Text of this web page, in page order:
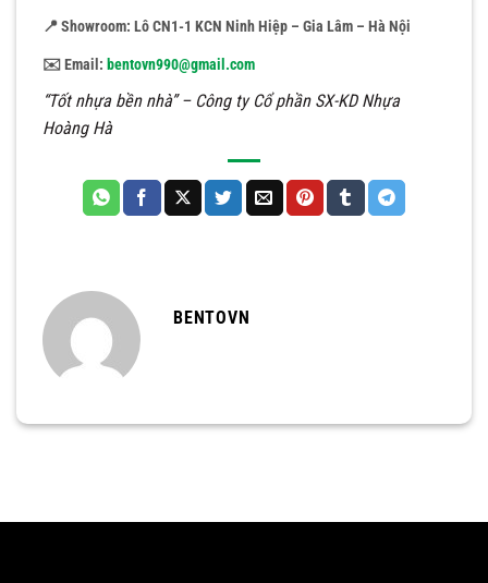
📍 Showroom: Lô CN1-1 KCN Ninh Hiệp – Gia Lâm – Hà Nội
✉️ Email: bentovn990@gmail.com
“Tốt nhựa bền nhà” – Công ty Cổ phần SX-KD Nhựa
Hoàng Hà
BENTOVN